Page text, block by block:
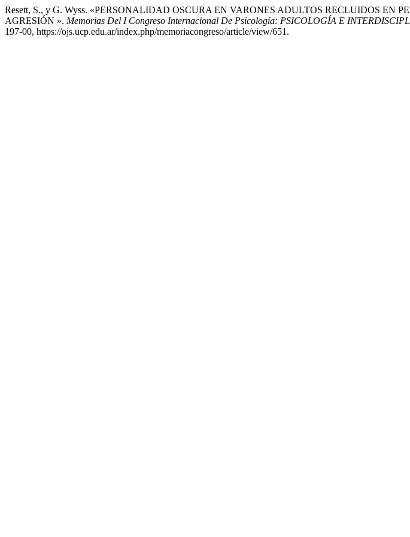
Resett, S., y G. Wyss. «PERSONALIDAD OSCURA EN VARONES ADULTOS RECLUIDOS
AGRESIÓN ». Memorias Del I Congreso Internacional De Psicología: PSICOLOGÍA E
197-00, https://ojs.ucp.edu.ar/index.php/memoriacongreso/article/view/651.